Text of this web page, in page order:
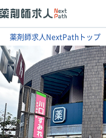
薬剤師求人NextPathトップ